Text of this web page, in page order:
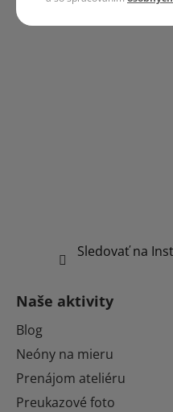
Sledovať na
Naše aktivity
Blog
Neóny na mieru
Prenájom ateliéru
Preukazové foto